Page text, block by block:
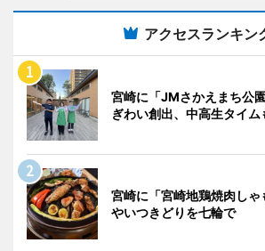
アクセスランキン
宮崎に「JMさかえまち公
ぎわい創出、中高生タイム
宮崎に「宮崎地鶏焼肉し
やいつきどりを七輪で